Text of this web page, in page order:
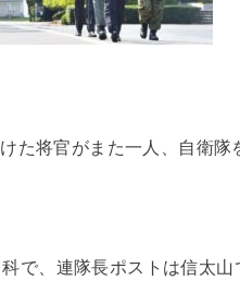
た将官がまた一人、自衛隊
で、連隊長ポストは信太山